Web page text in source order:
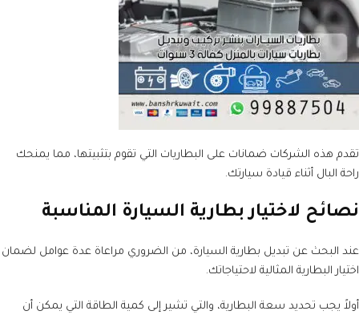
تقدم هذه الشركات ضمانات على البطاريات التي تقوم بتثبيتها، مما يمنحك
راحة البال أثناء قيادة سيارتك.
نصائح لاختيار بطارية السيارة المناسبة
عند البحث عن تبديل بطارية السيارة، من الضروري مراعاة عدة عوامل لضمان
اختيار البطارية المثالية لاحتياجاتك.
أولاً يجب تحديد سعة البطارية، والتي تشير إلى كمية الطاقة التي يمكن أن